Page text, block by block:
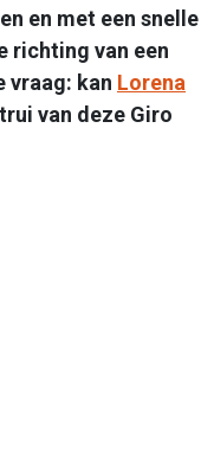
en met een snelle
richting van een
vraag: kan Lorena
van deze Giro